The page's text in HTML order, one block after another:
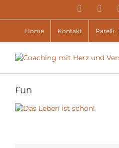
YouTube
Home Kontakt Parelli
Fun